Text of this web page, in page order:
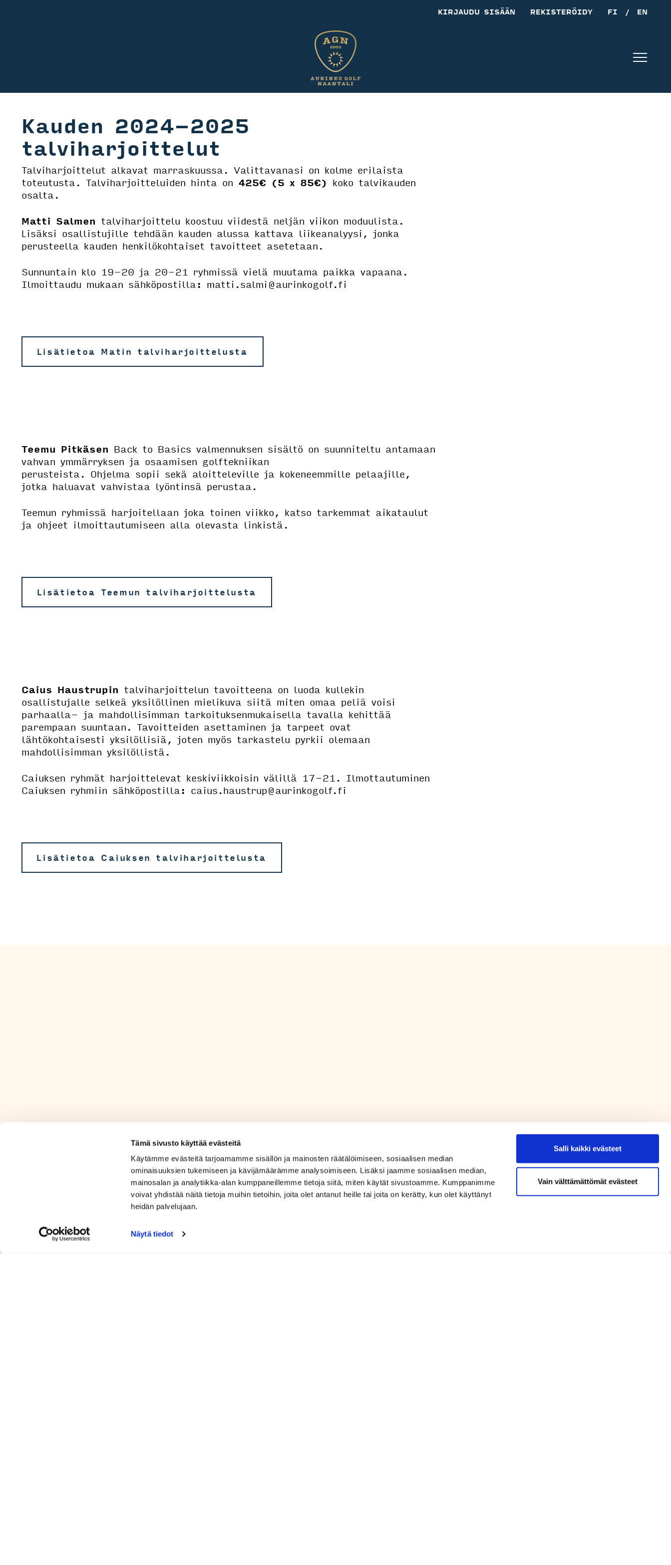
Tämä sivusto käyttää evästeitä
Käytämme evästeitä tarjoamamme sisällön ja mainosten räätälöimiseen, sosiaalisen median
ominaisuuksien tukemiseen ja kävijämäärämme analysoimiseen. Lisäksi jaamme sosiaalisen median,
mainosalan ja analytiikka-alan kumppaneillemme tietoja siitä, miten käytät sivustoamme. Kumppanimme
voivat yhdistää näitä tietoja muihin tietoihin, joita olet antanut heille tai joita on kerätty, kun olet käyttänyt
heidän palvelujaan.
Näytä tiedot
Salli kaikki evästeet
Vain välttämättömät evästeet
KIRJAUDU SISÄÄN REKISTERÖIDY FI / EN
Kauden 2024-2025
talviharjoittelut
Talviharjoittelut alkavat marraskuussa. Valittavanasi on kolme erilaista
toteutusta. Talviharjoitteluiden hinta on 425€ (5 x 85€) koko talvikauden
osalta.
Matti Salmen talviharjoittelu koostuu viidestä neljän viikon moduulista.
Lisäksi osallistujille tehdään kauden alussa kattava liikeanalyysi, jonka
perusteella kauden henkilökohtaiset tavoitteet asetetaan.
Sunnuntain klo 19-20 ja 20-21 ryhmissä vielä muutama paikka vapaana.
Ilmoittaudu mukaan sähköpostilla: matti.salmi@aurinkogolf.fi
Lisätietoa Matin talviharjoittelusta
Teemu Pitkäsen Back to Basics valmennuksen sisältö on suunniteltu antamaan
vahvan ymmärryksen ja osaamisen golftekniikan
perusteista. Ohjelma sopii sekä aloitteleville ja kokeneemmille pelaajille,
jotka haluavat vahvistaa lyöntinsä perustaa.
Teemun ryhmissä harjoitellaan joka toinen viikko, katso tarkemmat aikataulut
ja ohjeet ilmoittautumiseen alla olevasta linkistä.
Lisätietoa Teemun talviharjoittelusta
Caius Haustrupin talviharjoittelun tavoitteena on luoda kullekin
osallistujalle selkeä yksilöllinen mielikuva siitä miten omaa peliä voisi
parhaalla- ja mahdollisimman tarkoituksenmukaisella tavalla kehittää
parempaan suuntaan. Tavoitteiden asettaminen ja tarpeet ovat
lähtökohtaisesti yksilöllisiä, joten myös tarkastelu pyrkii olemaan
mahdollisimman yksilöllistä.
Caiuksen ryhmät harjoittelevat keskiviikkoisin välillä 17-21. Ilmottautuminen
Caiuksen ryhmiin sähköpostilla: caius.haustrup@aurinkogolf.fi
Lisätietoa Caiuksen talviharjoittelusta